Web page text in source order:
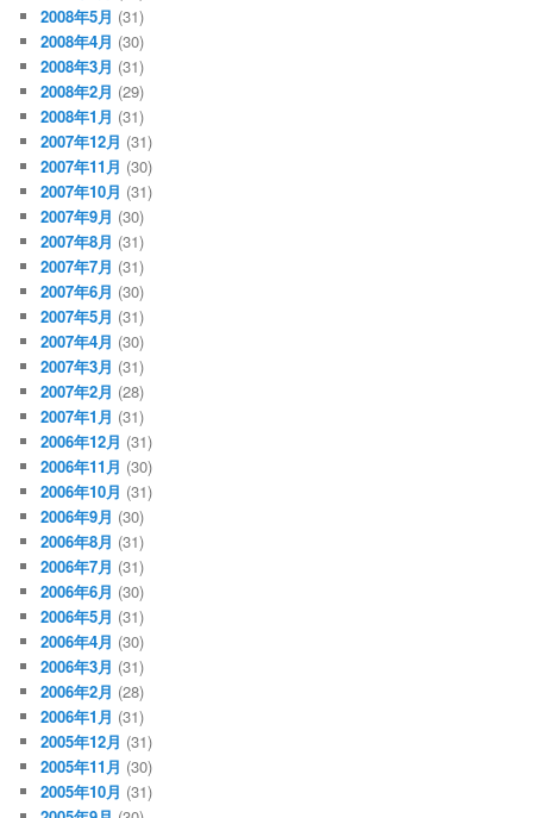
2008年5月 (31)
2008年4月 (30)
2008年3月 (31)
2008年2月 (29)
2008年1月 (31)
2007年12月 (31)
2007年11月 (30)
2007年10月 (31)
2007年9月 (30)
2007年8月 (31)
2007年7月 (31)
2007年6月 (30)
2007年5月 (31)
2007年4月 (30)
2007年3月 (31)
2007年2月 (28)
2007年1月 (31)
2006年12月 (31)
2006年11月 (30)
2006年10月 (31)
2006年9月 (30)
2006年8月 (31)
2006年7月 (31)
2006年6月 (30)
2006年5月 (31)
2006年4月 (30)
2006年3月 (31)
2006年2月 (28)
2006年1月 (31)
2005年12月 (31)
2005年11月 (30)
2005年10月 (31)